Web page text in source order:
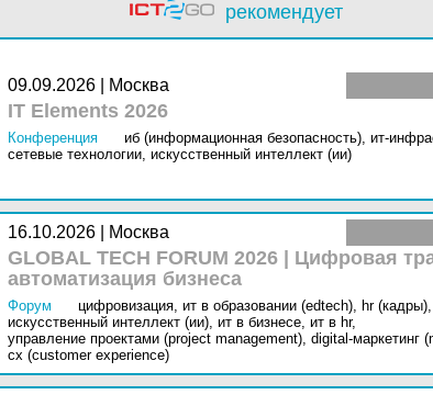
рекомендует
09.09.2026 | Москва
IT Elements 2026
Конференция иб (информационная безопасность), ит-
сетевые технологии, искусственный интеллект (ии)
16.10.2026 | Москва
GLOBAL TECH FORUM 2026 | Цифровая
автоматизация бизнеса
Форум цифровизация, ит в образовании (edtech), hr (кадры),
искусственный интеллект (ии), ит в бизнесе, ит в hr,
управление проектами (project management), digital-маркетинг
cx (customer experience)